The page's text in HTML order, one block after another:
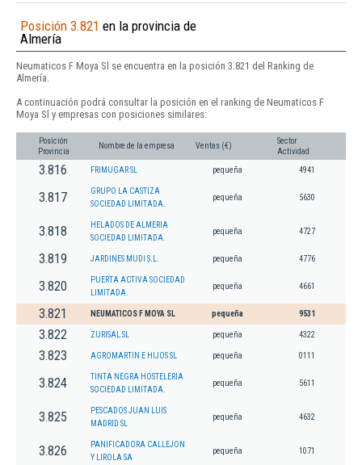
Posición 3.821 en la provincia de
Almería
Neumaticos F Moya Sl se encuentra en la posición 3.821 del Ranking de
Almería.
A continuación podrá consultar la posición en el ranking de Neumaticos F
Moya Sl y empresas con posiciones similares:
Posición
Provincia
Nombre de la empresa Ventas (€)
Sector
Actividad
3.816 FRIMUGAR SL pequeña 4941
3.817
GRUPO LA CASTIZA
SOCIEDAD LIMITADA.
pequeña 5630
3.818
HELADOS DE ALMERIA
SOCIEDAD LIMITADA.
pequeña 4727
3.819 JARDINES MUDI S.L. pequeña 4776
3.820
PUERTA ACTIVA SOCIEDAD
LIMITADA.
pequeña 4661
3.821 NEUMATICOS F MOYA SL pequeña 9531
3.822 ZURISAL SL pequeña 4322
3.823 AGROMARTIN E HIJOS SL pequeña 0111
3.824
TINTA NEGRA HOSTELERIA
SOCIEDAD LIMITADA.
pequeña 5611
3.825
PESCADOS JUAN LUIS
MADRID SL
pequeña 4632
3.826
PANIFICADORA CALLEJON
Y LIROLA SA
pequeña 1071